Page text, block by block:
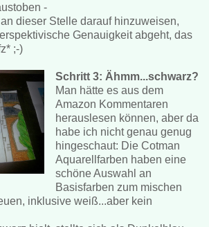
-
dieser Stelle darauf hinzuweisen,
Genauigkeit abgeht, das
;-)
Schritt 3: Ähmm...schwarz?
Man hätte es aus dem
Amazon Kommentaren
herauslesen können, aber da
habe ich nicht genau genug
hingeschaut: Die Cotman
Aquarellfarben haben eine
schöne Auswahl an
Basisfarben zum mischen
inklusive weiß...aber kein